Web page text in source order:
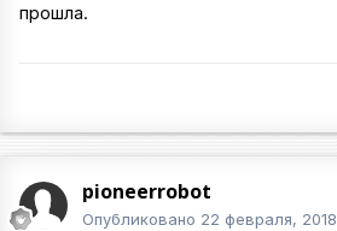
прошла.
pioneerrobot
Опубликовано 22 февраля, 2018